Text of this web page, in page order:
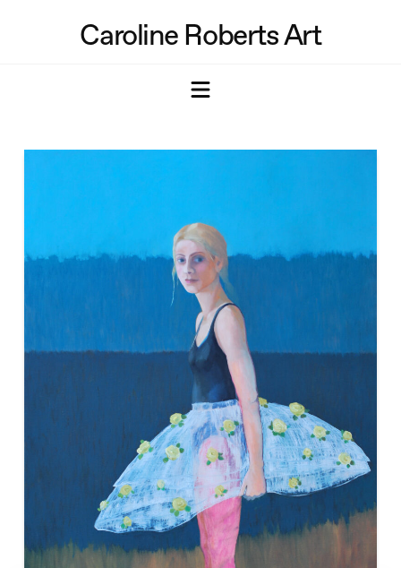
Caroline Roberts Art
Navigation